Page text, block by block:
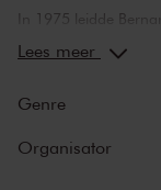
In 1975 leidde
tegenwoordig al jaren
Klaus Mäkelä
Lees meer
Genre
Organisator